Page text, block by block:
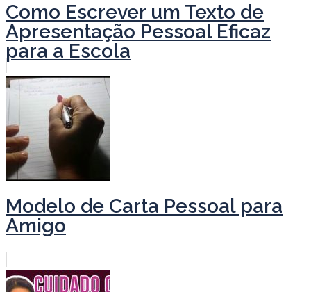
Como Escrever um Texto de
Apresentação Pessoal Eficaz
para a Escola
Modelo de Carta Pessoal para
Amigo